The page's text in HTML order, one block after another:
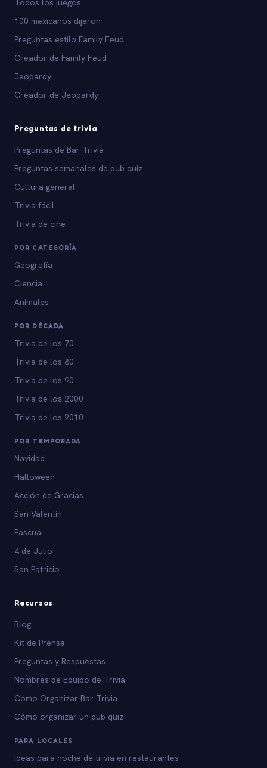
Todos los juegos
100 mexicanos dijeron
Preguntas estilo Family Feud
Creador de Family Feud
Jeopardy
Creador de Jeopardy
Preguntas de trivia
Preguntas de Bar Trivia
Preguntas semanales de pub quiz
Cultura general
Trivia fácil
Trivia de cine
POR CATEGORÍA
Geografía
Ciencia
Animales
POR DÉCADA
Trivia de los 70
Trivia de los 80
Trivia de los 90
Trivia de los 2000
Trivia de los 2010
POR TEMPORADA
Navidad
Halloween
Acción de Gracias
San Valentín
Pascua
4 de Julio
San Patricio
Recursos
Blog
Kit de Prensa
Preguntas y Respuestas
Nombres de Equipo de Trivia
Como Organizar Bar Trivia
Cómo organizar un pub quiz
PARA LOCALES
Ideas para noche de trivia en restaurantes